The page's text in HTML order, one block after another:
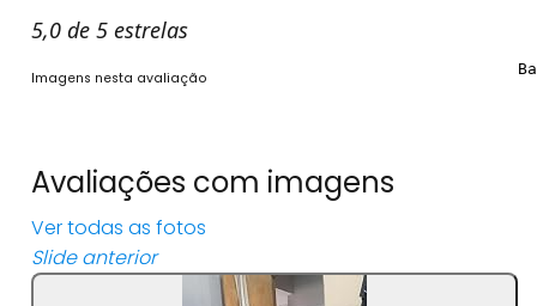
5,0 de 5 estrelas
Imagens nesta avaliação
Avaliações com imagens
Ver todas as fotos
Slide anterior